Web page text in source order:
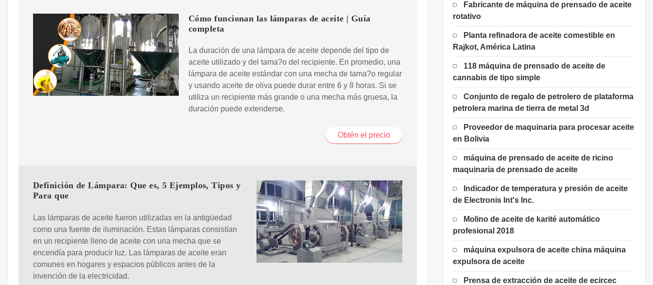
Cómo funcionan las lámparas de aceite | Guía
completa
La duración de una lámpara de aceite depende del tipo de
aceite utilizado y del tama?o del recipiente. En promedio, una
lámpara de aceite estándar con una mecha de tama?o regular
y usando aceite de oliva puede durar entre 6 y 8 horas. Si se
utiliza un recipiente más grande o una mecha más gruesa, la
duración puede extenderse.
Obtén el precio
Definición de Lámpara: Que es, 5 Ejemplos, Tipos y
Para que
Las lámparas de aceite fueron utilizadas en la antigüedad
como una fuente de iluminación. Estas lámparas consistían
en un recipiente lleno de aceite con una mecha que se
encendía para producir luz. Las lámparas de aceite eran
comunes en hogares y espacios públicos antes de la
invención de la electricidad.
Fabricante de máquina de prensado de aceite
rotativo
Planta refinadora de aceite comestible en
Rajkot, América Latina
118 máquina de prensado de aceite de
cannabis de tipo simple
Conjunto de regalo de petrolero de plataforma
petrolera marina de tierra de metal 3d
Proveedor de maquinaria para procesar aceite
en Bolivia
máquina de prensado de aceite de ricino
maquinaria de prensado de aceite
Indicador de temperatura y presión de aceite
de Electronis Int's Inc.
Molino de aceite de karité automático
profesional 2018
máquina expulsora de aceite china máquina
expulsora de aceite
Prensa de extracción de aceite de ecircec